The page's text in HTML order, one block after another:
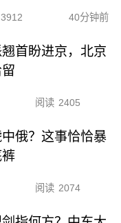
3912 40分钟前
首盼进京，北京
阅读 2405
俄？这事恰恰暴
阅读 2074